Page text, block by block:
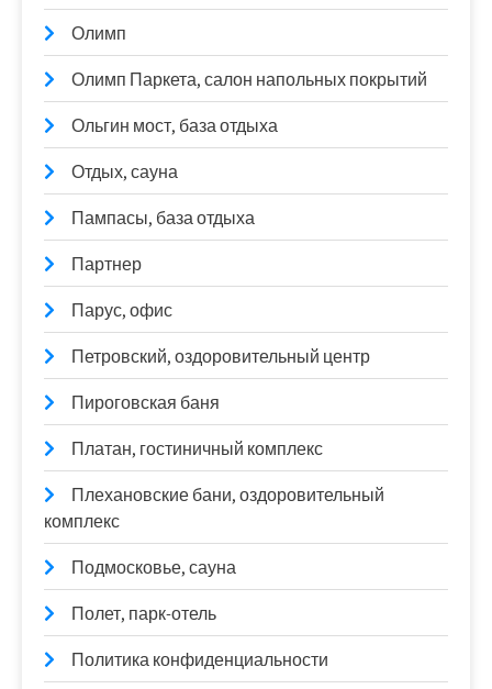
Олимп
Олимп Паркета, салон напольных покрытий
Ольгин мост, база отдыха
Отдых, сауна
Пампасы, база отдыха
Партнер
Парус, офис
Петровский, оздоровительный центр
Пироговская баня
Платан, гостиничный комплекс
Плехановские бани, оздоровительный
комплекс
Подмосковье, сауна
Полет, парк-отель
Политика конфиденциальности